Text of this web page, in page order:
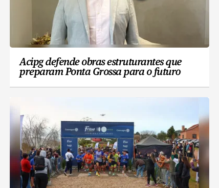
Acipg defende obras estruturantes que
preparam Ponta Grossa para o futuro